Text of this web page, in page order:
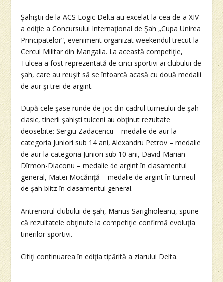
Şahiştii de la ACS Logic Delta au excelat la cea de-a XIV-
a ediţie a Concursului Internaţional de Şah „Cupa Unirea
Principatelor”, eveniment organizat weekendul trecut la
Cercul Militar din Mangalia. La această competiţie,
Tulcea a fost reprezentată de cinci sportivi ai clubului de
şah, care au reuşit să se întoarcă acasă cu două medalii
de aur şi trei de argint.
După cele şase runde de joc din cadrul turneului de şah
clasic, tinerii şahişti tulceni au obţinut rezultate
deosebite: Sergiu Zadacencu – medalie de aur la
categoria Juniori sub 14 ani, Alexandru Petrov – medalie
de aur la categoria Juniori sub 10 ani, David-Marian
Dîrmon-Diaconu – medalie de argint în clasamentul
general, Matei Mocăniţă – medalie de argint în turneul
de şah blitz în clasamentul general.
Antrenorul clubului de şah, Marius Sarighioleanu, spune
că rezultatele obţinute la competiţie confirmă evoluţia
tinerilor sportivi.
Citiţi continuarea în ediţia tipărită a ziarului Delta.